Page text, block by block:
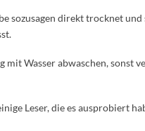
sozusagen direkt trocknet
Wasser abwaschen, sonst
Leser, die es ausprobiert